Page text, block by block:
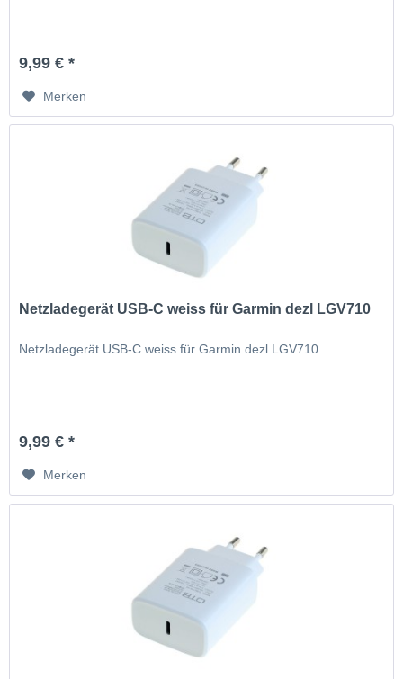
9,99 € *
Merken
Netzladegerät USB-C weiss für Garmin dezl LGV710
Netzladegerät USB-C weiss für Garmin dezl LGV710
9,99 € *
Merken